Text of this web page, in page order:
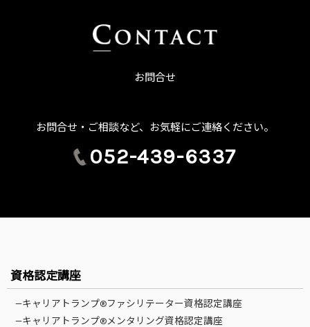
お問合せ
お問合せ・ご相談など、お気軽にご連絡ください。
052-439-6337
資格認定講座
—キャリアトランプ®ファシリテーター資格認定講座
—キャリアトランプ®メンタリング資格認定講座